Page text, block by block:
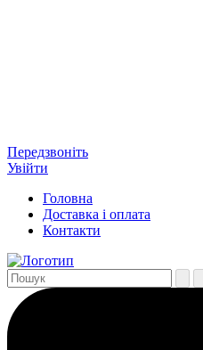
Передзвоніть
Увійти
Головна
Доставка і оплата
Контакти